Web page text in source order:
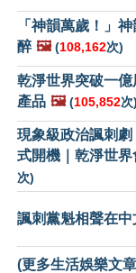
「神韻萬歲！」
醉 🖼️ (108,162次)
乾淨世界突破一
產品 🖼️ (105,852次)
現象級政治諷刺
式開機｜乾淨世
次)
諷刺黨魁相聲在
(更多生活娛樂文